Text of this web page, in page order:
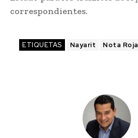
correspondientes.
ETIQUETAS Nayarit Nota Roja